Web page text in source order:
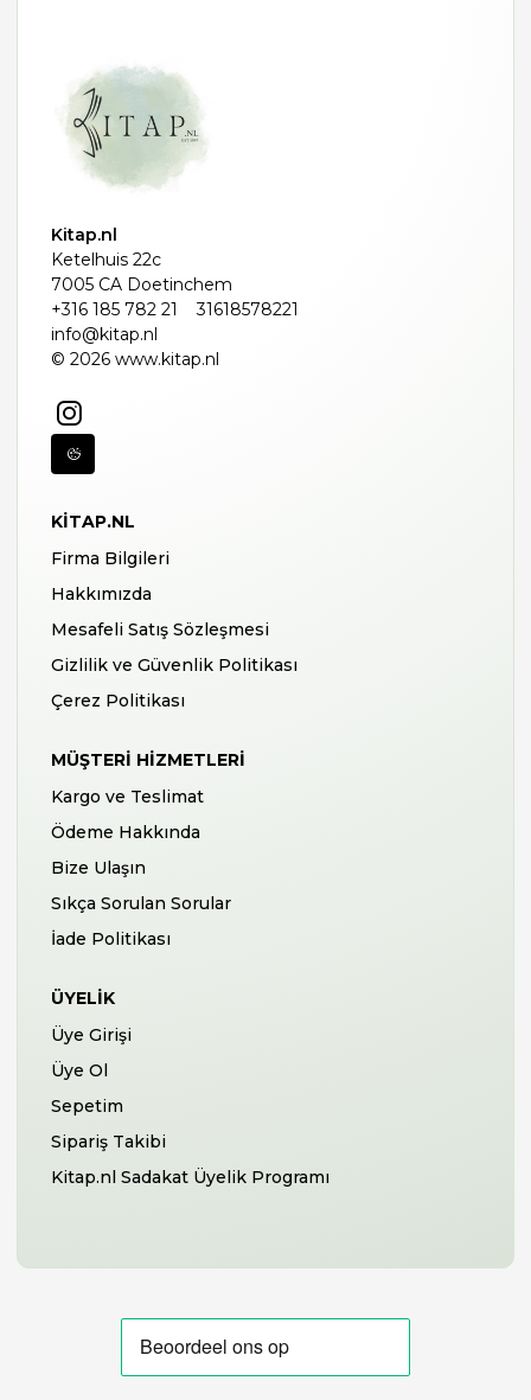
Kitap.nl
Ketelhuis 22c
7005 CA Doetinchem
+316 185 782 21
31618578221
info@kitap.nl
© 2026 www.kitap.nl
KITAP.NL
Firma Bilgileri
Hakkımızda
Mesafeli Satış Sözleşmesi
Gizlilik ve Güvenlik Politikası
Çerez Politikası
MÜŞTERI HIZMETLERI
Kargo ve Teslimat
Ödeme Hakkında
Bize Ulaşın
Sıkça Sorulan Sorular
İade Politikası
ÜYELIK
Üye Girişi
Üye Ol
Sepetim
Sipariş Takibi
Kitap.nl Sadakat Üyelik Programı